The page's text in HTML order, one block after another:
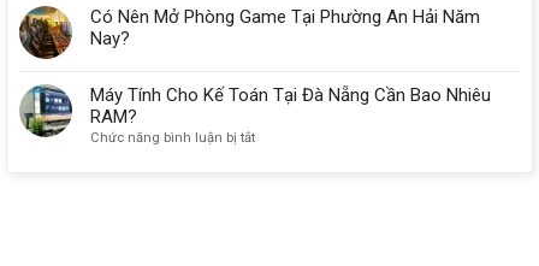
Có Nên Mở Phòng Game Tại Phường An Hải Năm
Nay?
Máy Tính Cho Kế Toán Tại Đà Nẵng Cần Bao Nhiêu
RAM?
Chức năng bình luận bị tắtở